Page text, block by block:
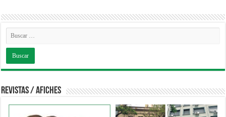
Revistas / Afiches